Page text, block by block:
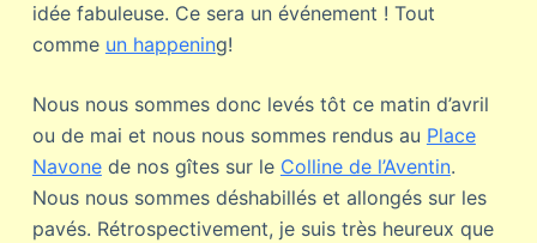
idée fabuleuse. Ce sera un événement ! Tout
comme un happening!
Nous nous sommes donc levés tôt ce matin d’avril
ou de mai et nous nous sommes rendus au Place
Navonede nos gîtes sur le Colline de l’Aventin.
Nous nous sommes déshabillés et allongés sur les
pavés. Rétrospectivement, je suis très heureux que